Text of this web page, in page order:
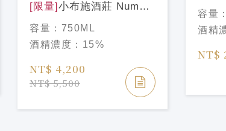
[限量] 小布施酒莊 Numero
Six 6 號酵母 750ml
Obuse Winery Numero
Six 6
容量： 750ML
酒精濃度： 15%
NT$ 4,200
NT$ 5,500
釀
酒
容量：
酒精
NT$